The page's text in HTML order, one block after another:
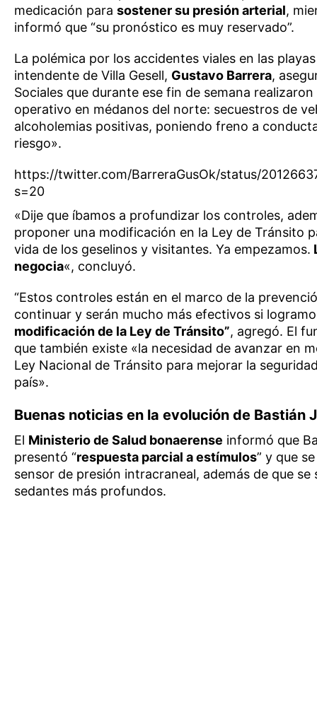
medicación para sostener su presión arterial,
informó que “su pronóstico es muy reservado”.
La polémica por los accidentes viales en las
intendente de Villa Gesell, Gustavo Barrera,
Sociales que durante ese fin de semana
operativo en médanos del norte: secuestros de
alcoholemias positivas, poniendo freno a
riesgo».
https://twitter.com/BarreraGusOk/status/
s=20
«Dije que íbamos a profundizar los controles,
proponer una modificación en la Ley de Tránsito
vida de los geselinos y visitantes. Ya empezamos.
negocia«, concluyó.
“Estos controles están en el marco de la
continuar y serán mucho más efectivos si
modificación de la Ley de Tránsito”, agregó. El
que también existe «la necesidad de avanzar en
Ley Nacional de Tránsito para mejorar la
país».
Buenas noticias en la evolución de Bastián
El Ministerio de Salud bonaerense informó que
presentó “respuesta parcial a estímulos” y que
sensor de presión intracraneal, además de que se
sedantes más profundos.